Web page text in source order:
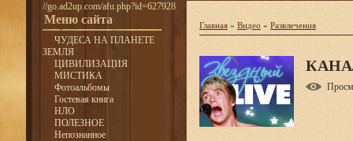
//go.ad2up.com/afu.php?id=627928
Меню сайта
ЧУДЕСА НА ПЛАНЕТЕ
ЗЕМЛЯ
ЦИВИЛИЗАЦИЯ
МИСТИКА
Фотоальбомы
Гостевая книга
НЛО
ПОЛЕЗНОЕ
Непознанное
Главная » Видео » Развлечения